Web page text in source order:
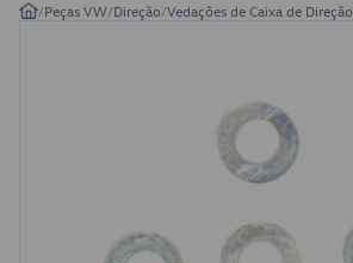
/Peças VW/Direção/Vedações de Caixa de Direção